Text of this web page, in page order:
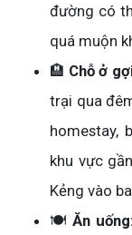
đường có
quá muộn
🏨 Chỗ ở
trại qua
homestay,
khu vực
Kẻng vào
🍽️Ăn